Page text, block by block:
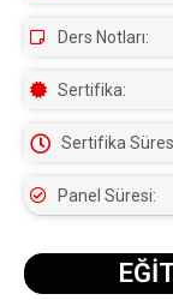
Ders Notları:
Sertifika:
Sertifika
Panel Süresi: